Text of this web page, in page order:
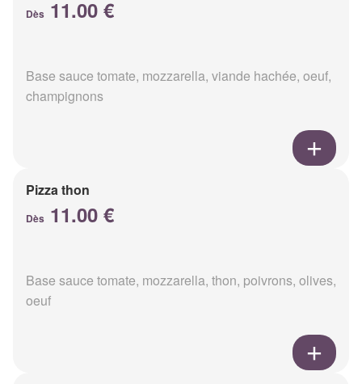
Dès 11.00 €
Base sauce tomate, mozzarella, viande hachée, oeuf,
champignons
Pizza thon
Dès 11.00 €
Base sauce tomate, mozzarella, thon, poivrons, olives,
oeuf